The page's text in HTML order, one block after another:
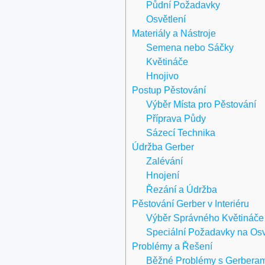
Půdní Požadavky
Osvětlení
Materiály a Nástroje
Semena nebo Sáčky
Květináče
Hnojivo
Postup Pěstování
Výběr Místa pro Pěstování
Příprava Půdy
Sázecí Technika
Údržba Gerber
Zalévání
Hnojení
Řezání a Údržba
Pěstování Gerber v Interiéru
Výběr Správného Květináče
Speciální Požadavky na
Problémy a Řešení
Běžné Problémy s